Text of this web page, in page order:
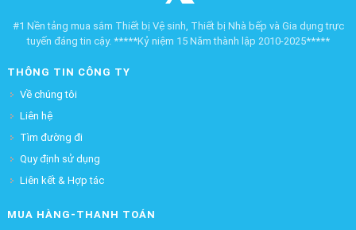
#1 Nền tảng mua sắm Thiết bị Vệ sinh, Thiết bị Nhà bếp và Gia dụng trực
tuyến đáng tin cậy. *****Kỷ niệm 15 Năm thành lập 2010-2025*****
THÔNG TIN CÔNG TY
Về chúng tôi
Liên hệ
Tìm đường đi
Quy định sử dụng
Liên kết & Hợp tác
MUA HÀNG-THANH TOÁN